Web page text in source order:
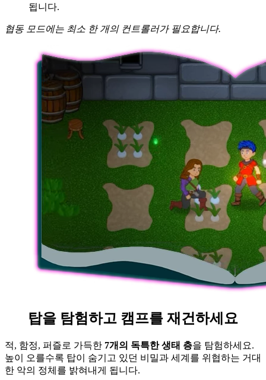
됩니다.
협동 모드에는 최소 한 개의 컨트롤러가 필요합니다.
탑을 탐험하고 캠프를 재건하세요
적, 함정, 퍼즐로 가득한 7개의 독특한 생태 층을 탐험하세요.
높이 오를수록 탑이 숨기고 있던 비밀과 세계를 위협하는 거대
한 악의 정체를 밝혀내게 됩니다.